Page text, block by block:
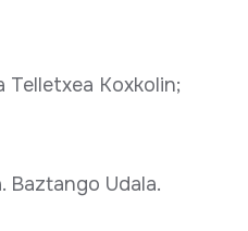
Telletxea Koxkolin;
Baztango Udala.